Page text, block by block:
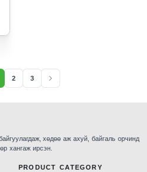
2 3
хөдөө аж ахуй, байгаль орчинд
хангаж ирсэн.
PRODUCT CATEGORY